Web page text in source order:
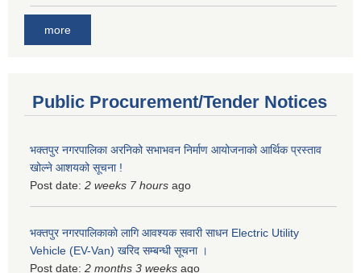
more
Public Procurement/Tender Notices
भक्तपुर नगरपालिका अरनिको सभाभवन निर्माण आयोजनाको आर्थिक प्रस्ताव
खोल्ने आशयको सूचना !
Post date: 2 weeks 7 hours ago
भक्तपुर नगरपालिकाकाे लागि आवश्यक सवारी साधन Electric Utility
Vehicle (EV-Van) खरिद सम्बन्धी सूचना ।
Post date: 2 months 3 weeks ago